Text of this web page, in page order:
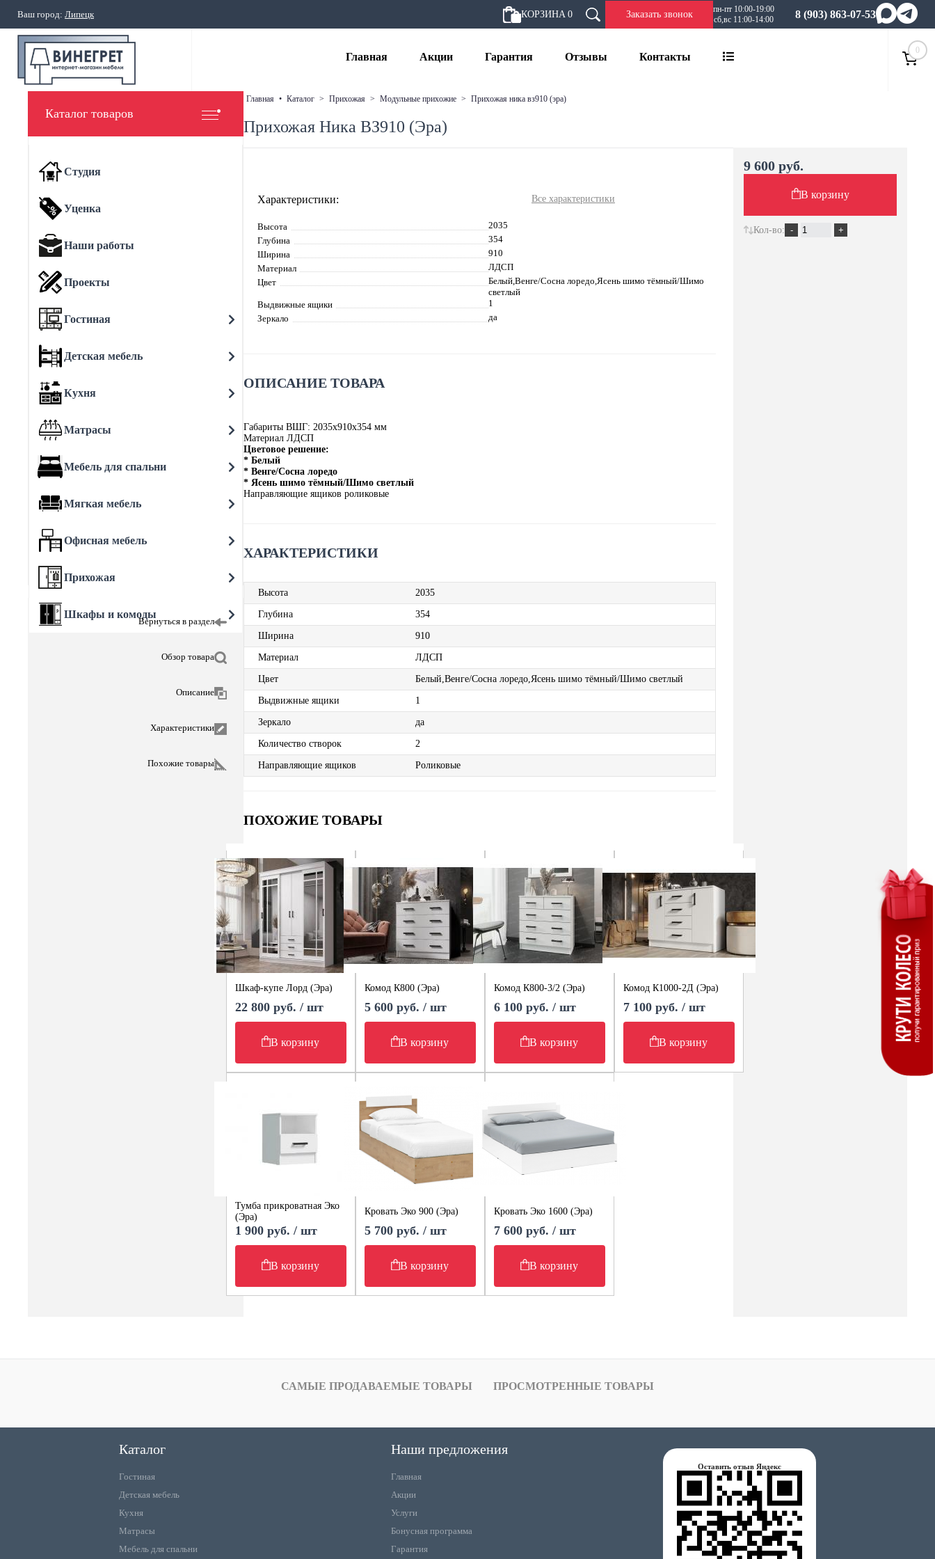
Ваш город: Липецк КОРЗИНА 0 Заказать звонок
пн-пт 10:00-19:00
сб,вс 11:00-14:00
8 (903) 863-07-53
Главная Акции Гарантия Отзывы Контакты
0
Каталог товаров
Студия
Уценка
Наши работы
Проекты
Гостиная
Детская мебель
Кухня
Матрасы
Мебель для спальни
Мягкая мебель
Офисная мебель
Прихожая
Шкафы и комоды
Вернуться в раздел
Обзор товара
Описание
Характеристики
Похожие товары
главная • каталог > прихожая > модульные прихожие > прихожая ника вз910 (эра)
Прихожая Ника ВЗ910 (Эра)
Характеристики: Все характеристики
Высота
2035
Глубина
354
Ширина
910
Материал
ЛДСП
Цвет
Белый,Венге/Сосна лоредо,Ясень шимо тёмный/Шимо
светлый
Выдвижные ящики
1
Зеркало
да
ОПИСАНИЕ ТОВАРА
Габариты ВШГ: 2035х910х354 мм
Материал ЛДСП
Цветовое решение:
* Белый
* Венге/Сосна лоредо
* Ясень шимо тёмный/Шимо светлый
Направляющие ящиков роликовые
ХАРАКТЕРИСТИКИ
Высота 2035
Глубина 354
Ширина 910
Материал ЛДСП
Цвет Белый,Венге/Сосна лоредо,Ясень шимо тёмный/Шимо светлый
Выдвижные ящики 1
Зеркало да
Количество створок 2
Направляющие ящиков Роликовые
ПОХОЖИЕ ТОВАРЫ
Шкаф-купе Лорд (Эра)
22 800 руб. / шт
В корзину
Комод К800 (Эра)
5 600 руб. / шт
В корзину
Комод К800-3/2 (Эра)
6 100 руб. / шт
В корзину
Комод К1000-2Д (Эра)
7 100 руб. / шт
В корзину
Тумба прикроватная Эко
(Эра)
1 900 руб. / шт
В корзину
Кровать Эко 900 (Эра)
5 700 руб. / шт
В корзину
Кровать Эко 1600 (Эра)
7 600 руб. / шт
В корзину
9 600 руб.
В корзину
Кол-во:
САМЫЕ ПРОДАВАЕМЫЕ ТОВАРЫ ПРОСМОТРЕННЫЕ ТОВАРЫ
Каталог
Гостиная
Детская мебель
Кухня
Матрасы
Мебель для спальни
Наши предложения
Главная
Акции
Услуги
Бонусная программа
Гарантия
Оставить отзыв Яндекс